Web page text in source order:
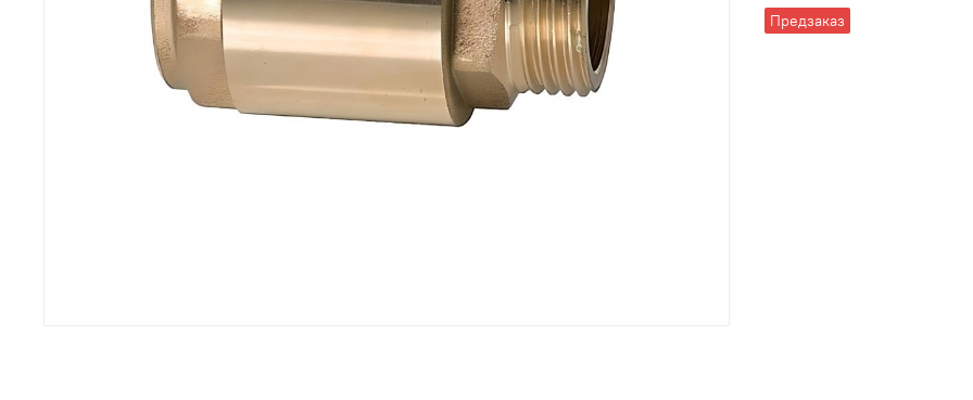
Предзаказ